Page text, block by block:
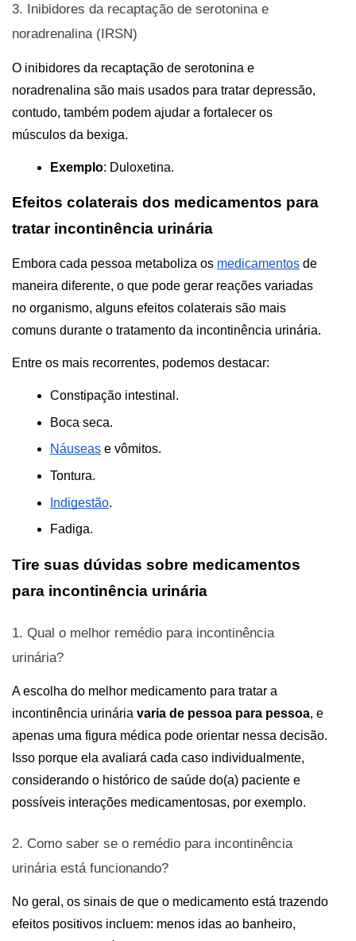
3. Inibidores da recaptação de serotonina e
noradrenalina (IRSN)
O inibidores da recaptação de serotonina e
noradrenalina são mais usados para tratar depressão,
contudo, também podem ajudar a fortalecer os
músculos da bexiga.
Exemplo
Efeitos colaterais dos medicamentos para
tratar incontinência urinária
Embora cada pessoa metaboliza os medicamentos de
maneira diferente, o que pode gerar reações variadas
no organismo, alguns efeitos colaterais são mais
comuns durante o tratamento da incontinência urinária.
Constipação intestinal.
Náuseas e vômitos.
Tontura.
Indigestão.
Fadiga.
Tire suas dúvidas sobre medicamentos
para incontinência urinária
1. Qual o melhor remédio para incontinência
urinária?
A escolha do melhor medicamento para tratar a
incontinência urinária varia de pessoa para pessoa, e
apenas uma figura médica pode orientar nessa decisão.
Isso porque ela avaliará cada caso individualmente,
considerando o histórico de saúde do(a) paciente e
possíveis interações medicamentosas, por exemplo.
2. Como saber se o remédio para incontinência
urinária está funcionando?
No geral, os sinais de que o medicamento está trazendo
efeitos positivos incluem: menos idas ao banheiro,